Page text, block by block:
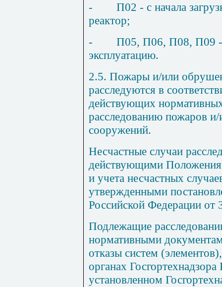
-
П02 - с начала
реактор;
-
П05, П06, П08, П09 -
эксплуатацию.
2.5. Пожары и/или
расследуются в
действующих
расследованию пожаров
сооружений.
Несчастные случаи
действующими
и учета несчастных
утвержденными
Российской Федерации
Подлежащие
нормативными
отказы систем
органах
установленном